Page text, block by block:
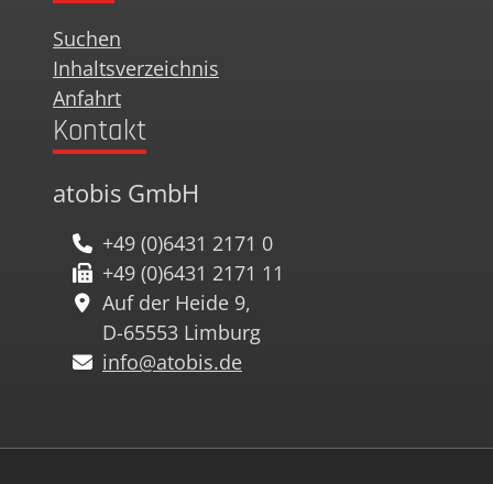
Suchen
Inhaltsverzeichnis
Anfahrt
Kontakt
atobis GmbH
+49 (0)6431 2171 0
+49 (0)6431 2171 11
Auf der Heide 9,
D-65553 Limburg
info@atobis.de